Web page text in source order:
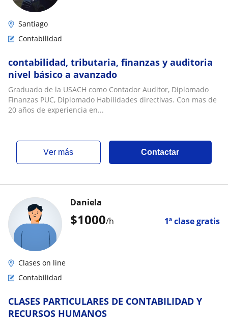
Santiago
Contabilidad
contabilidad, tributaria, finanzas y auditoria
nivel básico a avanzado
Graduado de la USACH como Contador Auditor, Diplomado
Finanzas PUC, Diplomado Habilidades directivas. Con mas de
20 años de experiencia en...
ver más Contactar
$1000/h 1ª clase gratis
Daniela
Clases on line
Contabilidad
CLASES PARTICULARES DE CONTABILIDAD Y
RECURSOS HUMANOS